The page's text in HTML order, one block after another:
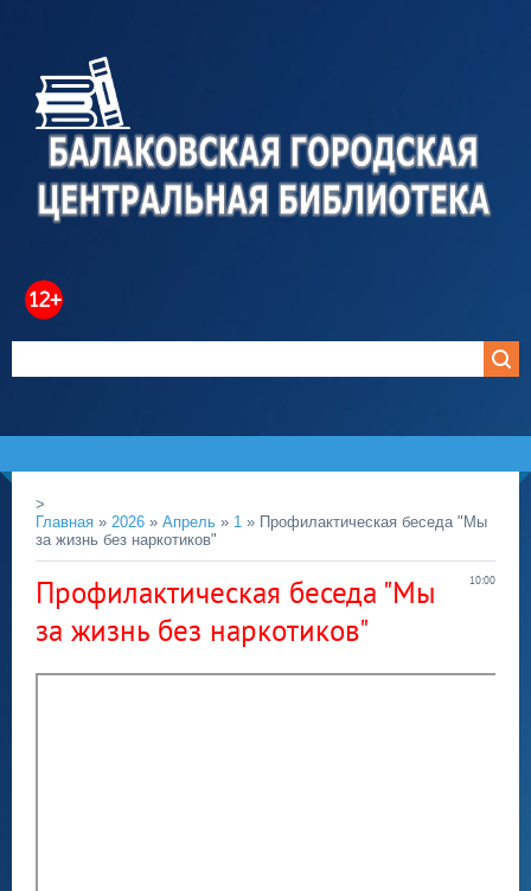
>
Главная » 2026 » Апрель » 1 » Профилактическая беседа "Мы
за жизнь без наркотиков"
10:00
Профилактическая беседа "Мы
за жизнь без наркотиков"